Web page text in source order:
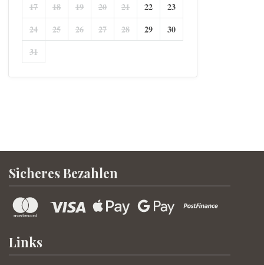
17
18 19 20 21 22
23
24
25 26 27 28 29
30
31
Sicheres Bezahlen
Links